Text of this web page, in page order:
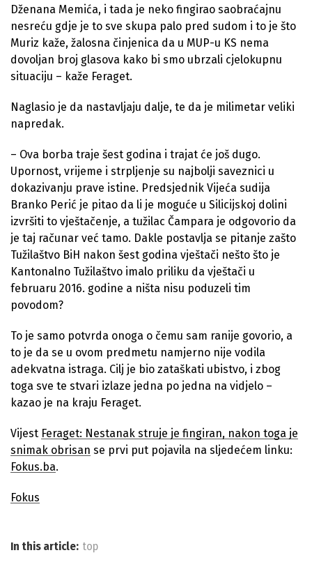
Dženana Memića, i tada je neko fingirao saobraćajnu
nesreću gdje je to sve skupa palo pred sudom i to je što
Muriz kaže, žalosna činjenica da u MUP-u KS nema
dovoljan broj glasova kako bi smo ubrzali cjelokupnu
situaciju – kaže Feraget.
Naglasio je da nastavljaju dalje, te da je milimetar veliki
napredak.
– Ova borba traje šest godina i trajat će još dugo.
Upornost, vrijeme i strpljenje su najbolji saveznici u
dokazivanju prave istine. Predsjednik Vijeća sudija
Branko Perić je pitao da li je moguće u Silicijskoj dolini
izvršiti to vještačenje, a tužilac Čampara je odgovorio da
je taj računar već tamo. Dakle postavlja se pitanje zašto
Tužilaštvo BiH nakon šest godina vještači nešto što je
Kantonalno Tužilaštvo imalo priliku da vještači u
februaru 2016. godine a ništa nisu poduzeli tim
povodom?
To je samo potvrda onoga o čemu sam ranije govorio, a
to je da se u ovom predmetu namjerno nije vodila
adekvatna istraga. Cilj je bio zataškati ubistvo, i zbog
toga sve te stvari izlaze jedna po jedna na vidjelo –
kazao je na kraju Feraget.
Vijest Feraget: Nestanak struje je fingiran, nakon toga je
snimak obrisan se prvi put pojavila na sljedećem linku:
Fokus.ba.
Fokus
In this article: top